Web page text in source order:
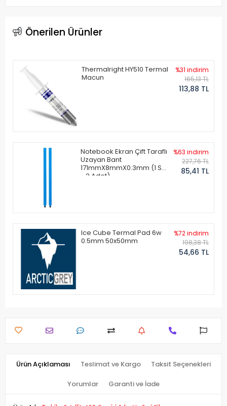
Önerilen Ürünler
Thermalright HY510 Termal
Macun
%31 indirim
165,13 TL
113,88 TL
Notebook Ekran Çift Taraflı
Uzayan Bant
171mmX8mmX0.3mm (1 Set
- 2 Adet)
%63 indirim
227,76 TL
85,41 TL
Ice Cube Termal Pad 6w
0.5mm 50x50mm
%72 indirim
198,38 TL
54,66 TL
Ürün Açıklaması Teslimat ve Kargo Taksit Seçenekleri
Yorumlar Garanti ve İade